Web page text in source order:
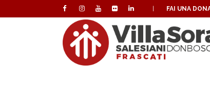
FAI UNA
LA SCUOLA